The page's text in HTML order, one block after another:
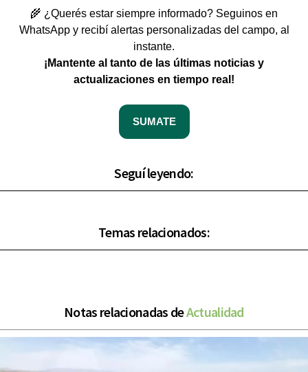
🌾 ¿Querés estar siempre informado? Seguinos en
WhatsApp y recibí alertas personalizadas del campo, al
instante.
¡Mantente al tanto de las últimas noticias y
actualizaciones en tiempo real!
SUMATE
Seguí leyendo:
Temas relacionados:
Notas relacionadas deActualidad